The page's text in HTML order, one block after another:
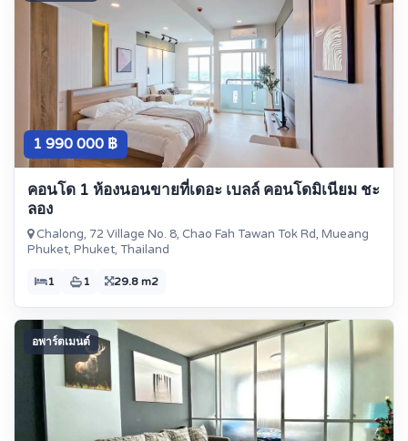
1 990 000 ฿
คอนโด 1 ห้องนอนขายที่เดอะ เบลล์ คอนโดมิเนียม ชะ
ลอง
Chalong, 72 Village No. 8, Chao Fah Tawan Tok Rd, Mueang
Phuket, Phuket, Thailand
1 1 29.8 m2
อพาร์ตเมนต์